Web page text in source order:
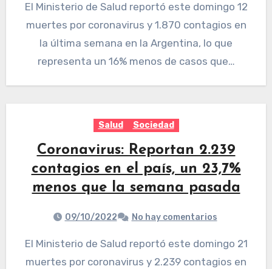
El Ministerio de Salud reportó este domingo 12
muertes por coronavirus y 1.870 contagios en
la última semana en la Argentina, lo que
representa un 16% menos de casos que…
Salud Sociedad
Coronavirus: Reportan 2.239
contagios en el país, un 23,7%
menos que la semana pasada
09/10/2022 No hay comentarios
El Ministerio de Salud reportó este domingo 21
muertes por coronavirus y 2.239 contagios en